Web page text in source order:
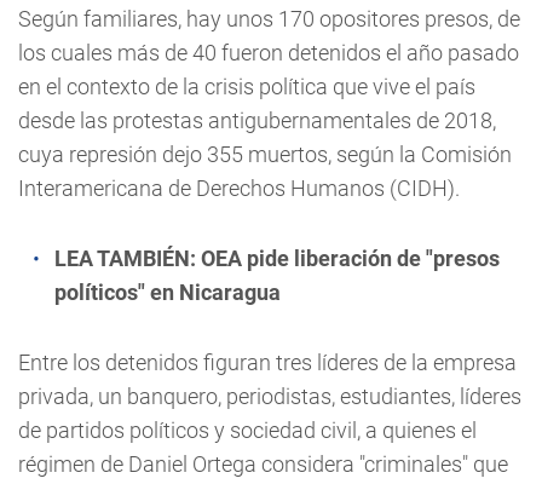
Según familiares, hay unos 170 opositores presos, de
los cuales más de 40 fueron detenidos el año pasado
en el contexto de la crisis política que vive el país
desde las protestas antigubernamentales de 2018,
cuya represión dejo 355 muertos, según la Comisión
Interamericana de Derechos Humanos (CIDH).
LEA TAMBIÉN: OEA pide liberación de "presos
políticos" en Nicaragua
Entre los detenidos figuran tres líderes de la empresa
privada, un banquero, periodistas, estudiantes, líderes
de partidos políticos y sociedad civil, a quienes el
régimen de Daniel Ortega considera "criminales" que